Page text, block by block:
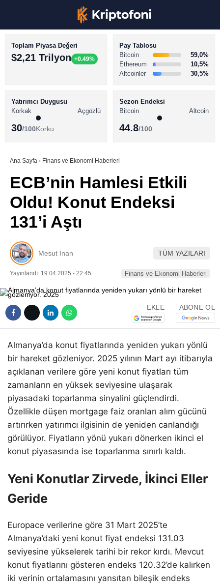
Youtube
TikTok
Telegram
BİTCOİN HABERLERİ
ALTCOİN HABERLERİ
SÖZLÜK
Toplam Piyasa Değeri
$2,21 Trilyon +0.49%
Pay Tablosu
Bitcoin
59,0%
Ethereum
10,5%
Altcoinler
30,5%
Yatırımcı Duygusu
Korkak
Açgözlü
30/100Korku
Sezon Endeksi
Bitcoin
Altcoin
44.8/100
Ana Sayfa › Finans ve Ekonomi Haberleri
ECB’nin Hamlesi Etkili
Oldu! Konut Endeksi
131’i Aştı
Mesut İnan TÜM YAZILARI
Yayınlandı: 19.04.2025 - 22:45 Finans ve Ekonomi Haberleri
EKLE ABONE OL
Almanya’da konut fiyatlarında yeniden yukarı yönlü
bir hareket gözleniyor. 2025 yılının Mart ayı itibarıyla
açıklanan verilere göre yeni konut fiyatları tüm
zamanların en yüksek seviyesine ulaşarak
piyasadaki toparlanma sinyalini güçlendirdi.
Özellikle düşen mortgage faiz oranları alım gücünü
artırırken yatırımcı ilgisinin de yeniden canlandığı
görülüyor. Fiyatların yönü yukarı dönerken ikinci el
konut piyasasında ise toparlanma sınırlı kaldı.
Yeni Konutlar Zirvede, İkinci Eller
Geride
Europace verilerine göre 31 Mart 2025’te
Almanya’daki yeni konut fiyat endeksi 131.03
seviyesine yükselerek tarihi bir rekor kırdı. Mevcut
konut fiyatlarını gösteren endeks 120.32’de kalırken
iki verinin ortalamasını yansıtan bileşik endeks